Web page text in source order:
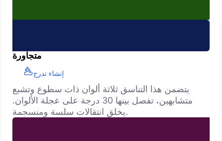
متجاورة
إنشاء تدرج
يتضمن هذا التناسق ثلاثة ألوان ذات سطوع وتشبع
متشابهين، تفصل بينها 30 درجة على عجلة الألوان.
يخلق انتقالات سلسة ومنسجمة.